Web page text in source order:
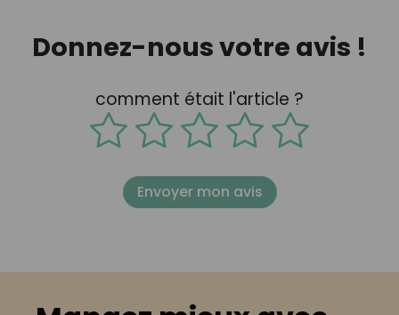
Donnez-nous votre avis !
comment était l'article ?
Envoyer mon avis